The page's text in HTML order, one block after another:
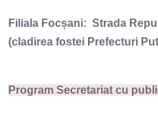
Filiala Focșani: Strada
(cladirea fostei Prefecturi
Program Secretariat cu